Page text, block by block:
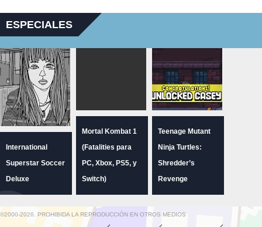
ESPECIALES
International
Superstar Soccer
Deluxe
Mortal Kombat 1
(Fatalities para
PC, Xbox, PS5, y
Switch)
Teenage Mutant
Ninja Turtles:
Shredder’s
Revenge
©2000-2026. PROHIBIDA LA REPRODUCCIÓN EN OTROS MEDIOS